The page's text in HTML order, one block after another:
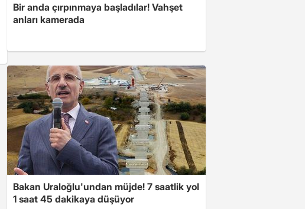
Bir anda çırpınmaya başladılar! Vahşet
anları kamerada
Bakan Uraloğlu'undan müjde! 7 saatlik yol
1 saat 45 dakikaya düşüyor